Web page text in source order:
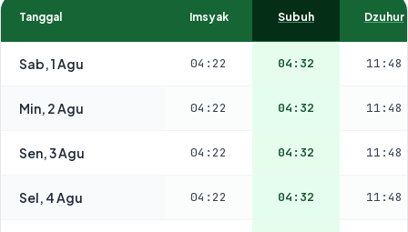
Tanggal Imsyak Subuh Dzuhur
Sab, 1 Agu 04:22 04:32 11:48
Min, 2 Agu 04:22 04:32 11:48
Sen, 3 Agu 04:22 04:32 11:48
Sel, 4 Agu 04:22 04:32 11:48